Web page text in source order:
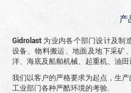
产
Gidrolast 为业内各个部门设计及制
设备、物料搬运、地面及地下采矿
洋、海底及船舶机械、起重机、油
我们以客户的严格要求为起点，生
工业部门各种严酷环境的考验.